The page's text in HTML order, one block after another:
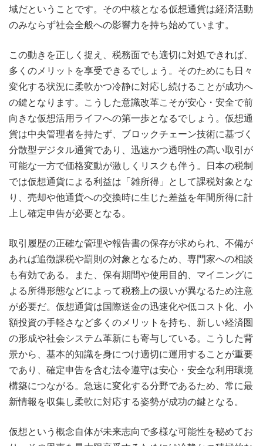
域だということです。その中核となる仮想通貨は経済活動
のみならず社会全般への影響力を持ち始めています。
この動きを正しく捉え、税務面でも適切に対処できれば、
多くのメリットを享受できるでしょう。そのためにも日々
変化する状況に柔軟かつ冷静に対応し続けることが成功へ
の鍵となります。こうした意識改革こそが安心・安全で前
向きな仮想活用ライフへの第一歩となるでしょう。仮想通
貨は中央管理者を持たず、ブロックチェーン技術に基づく
分散型デジタル通貨であり、迅速かつ透明性の高い取引が
可能な一方で価格変動が激しくリスクも伴う。日本の税制
では仮想通貨による利益は「雑所得」として課税対象とな
り、売却や他通貨への交換時に生じた差益を年間所得に計
上し確定申告が必要となる。
取引履歴の正確な管理や報告書の保存が求められ、不備が
あれば追徴課税や罰則の対象となるため、専門家への相談
も有効である。また、保有期間や使用目的、マイニングに
よる所得形態などによって税務上の扱いが異なるため注意
が必要だ。仮想通貨は国際送金の迅速化や低コスト化、小
額投資の手軽さなど多くのメリットを持ち、新しい経済圏
の形成や社会システム革新にも寄与している。こうした背
景から、基本的知識を身につけ適切に運用することが重要
であり、確定申告を含む法令遵守は安心・安全な利用環境
構築につながる。急速に変化する分野であるため、常に最
新情報を収集し柔軟に対応する姿勢が成功の鍵となる。
仮想という概念自体が未来志向で多様な可能性を秘めてお